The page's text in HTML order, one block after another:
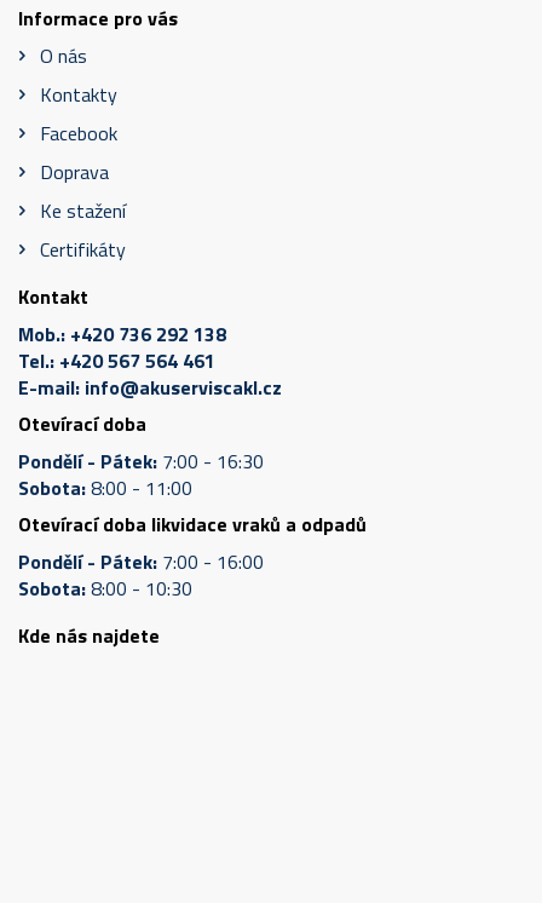
Informace pro vás
O nás
Kontakty
Facebook
Doprava
Ke stažení
Certifikáty
Kontakt
Mob.: +420 736 292 138
Tel.: +420 567 564 461
E-mail: info@akuserviscakl.cz
Otevírací doba
Pondělí - Pátek: 7:00 - 16:30
Sobota:8:00 - 11:00
Otevírací doba likvidace vraků a odpadů
Pondělí - Pátek: 7:00 - 16:00
Sobota:8:00 - 10:30
Kde nás najdete